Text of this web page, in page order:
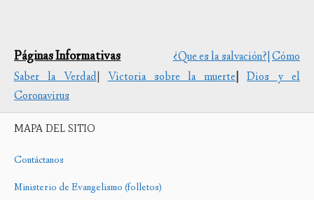
Páginas Informativas ¿Que es la salvación?|Cómo
Saber la Verdad|Victoria sobre la muerte|
Dios y el
Coronavirus
MAPA DEL SITIO
Contáctanos
Ministerio de Evangelismo (folletos)